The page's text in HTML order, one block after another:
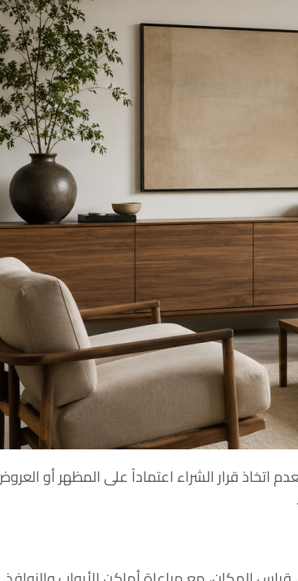
اتخاذ قرار الشراء اعتماداً على المظهر أو